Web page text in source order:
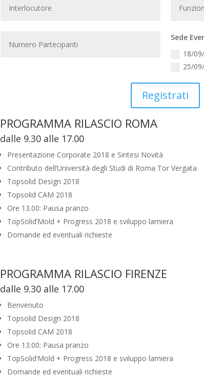
Sede
18/
25/
Registrati
PROGRAMMA RILASCIO ROMA
dalle 9.30 alle 17.00
Presentazione Corporate 2018 e Sintesi Novità
Contributo dell’Università degli Studi di Roma Tor Vergata
Topsolid Design 2018
Topsolid CAM 2018
Ore 13.00: Pausa pranzo
TopSolid’Mold + Progress 2018 e sviluppo lamiera
Domande ed eventuali richieste
PROGRAMMA RILASCIO FIRENZE
dalle 9.30 alle 17.00
Benvenuto
Topsolid Design 2018
Topsolid CAM 2018
Ore 13.00: Pausa pranzo
TopSolid’Mold + Progress 2018 e sviluppo lamiera
Domande ed eventuali richieste